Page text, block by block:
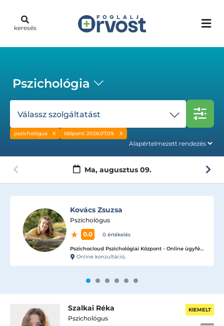
keresés
Pszichológia
Válassz szolgáltatást
pszichológus Időpont: 2026.07.09.
Ma, augusztus 09.
Herendi Botond
Pszichológus
5.0
2 értékelés
Pszichopont - Medve utcai rendelő
Budapest, II. kerület, Medve utca 30.
Szalkai Réka
Pszichológus
KIEMELT